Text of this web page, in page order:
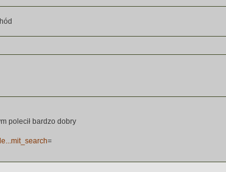
polecił bardzo dobry
=